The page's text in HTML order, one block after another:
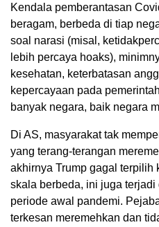
Kendala pemberantasan
beragam, berbeda di tiap
soal narasi (misal,
lebih percaya hoaks),
kesehatan, keterbatasan
kepercayaan pada
banyak negara, baik negara
Di AS, masyarakat tak
yang terang-terangan
akhirnya Trump gagal terpilih
skala berbeda, ini juga
periode awal pandemi.
terkesan meremehkan dan